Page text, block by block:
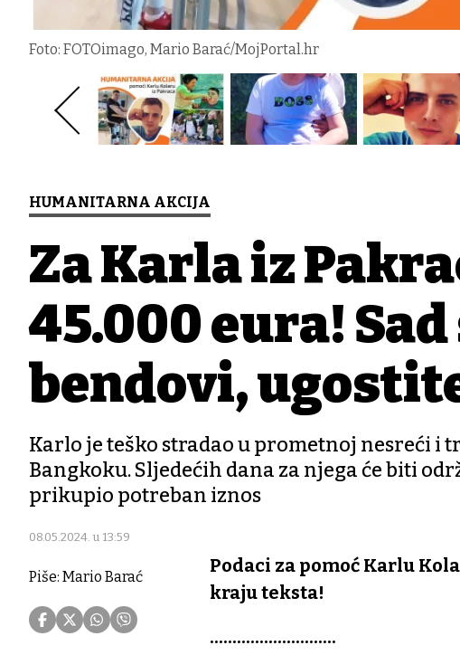
Foto: FOTOimago, Mario Barać/MojPortal.hr
HUMANITARNA AKCIJA
Za Karla iz
45.000 eura!
bendovi,
Karlo je teško stradao u prometnoj nesreći i
Bangkoku. Sljedećih dana za njega će biti
prikupio potreban iznos
08.05.2024. u 13:59
Piše: Mario Barać
Podaci za pomoć Karlu
kraju teksta!
............................